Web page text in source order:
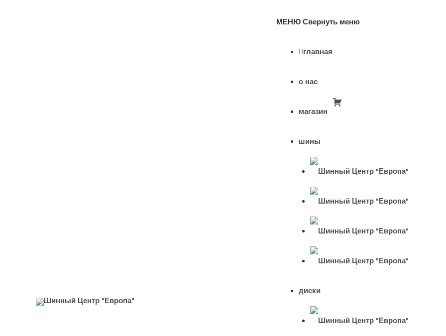
МЕНЮ Свернуть меню
главная
о нас
магазин
шины
диски